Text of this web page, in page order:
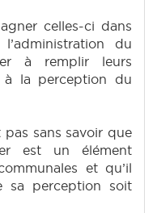
celles-ci dans
du
à remplir leurs
à la perception du
sans savoir que
est un élément
et qu’il
sa perception soit